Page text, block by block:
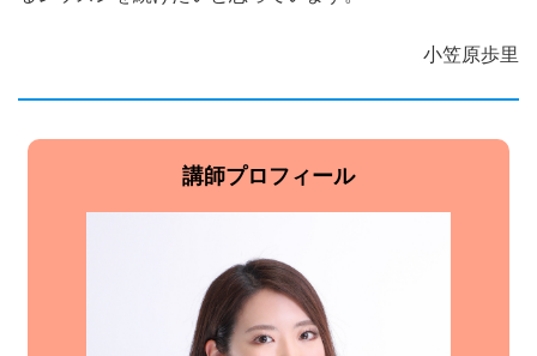
小笠原歩里
講師プロフィール